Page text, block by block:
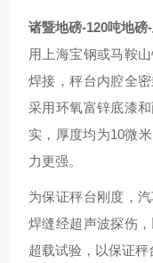
诸暨地磅-120吨地磅
用上海宝钢或马鞍
焊接，秤台内腔全
采用环氧富锌底漆
实，厚度均为10微
力更强。
为保证秤台刚度，
焊缝经超声波探伤
超载试验，以保证秤